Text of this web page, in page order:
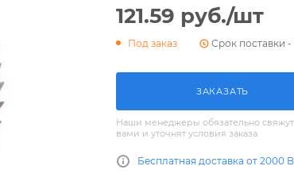
121.59 руб./шт
Под заказ Срок поставки -
ЗАКАЗАТЬ
Наши менеджеры обязательно
вами и уточнят условия заказа
Бесплатная доставка от 2000